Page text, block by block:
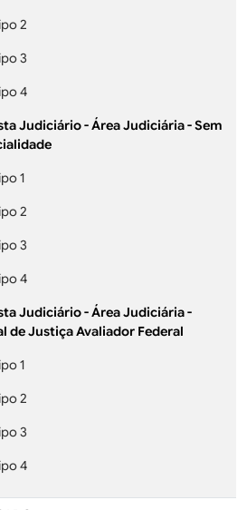
2
3
4
Judiciário - Área Judiciária - Sem
1
2
3
4
Judiciário - Área Judiciária -
de Justiça Avaliador Federal
1
2
3
4